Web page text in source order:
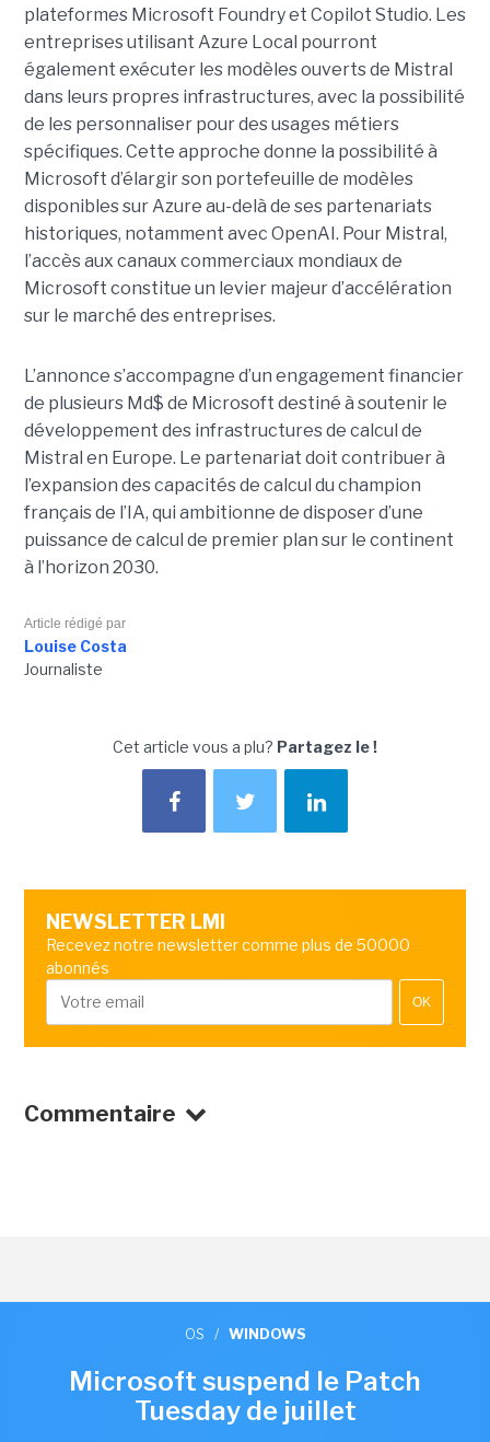
plateformes Microsoft Foundry et Copilot Studio. Les
entreprises utilisant Azure Local pourront
également exécuter les modèles ouverts de Mistral
dans leurs propres infrastructures, avec la possibilité
de les personnaliser pour des usages métiers
spécifiques. Cette approche donne la possibilité à
Microsoft d’élargir son portefeuille de modèles
disponibles sur Azure au-delà de ses partenariats
historiques, notamment avec OpenAI. Pour Mistral,
l’accès aux canaux commerciaux mondiaux de
Microsoft constitue un levier majeur d’accélération
sur le marché des entreprises.
L’annonce s’accompagne d’un engagement financier
de plusieurs Md$ de Microsoft destiné à soutenir le
développement des infrastructures de calcul de
Mistral en Europe. Le partenariat doit contribuer à
l’expansion des capacités de calcul du champion
français de l’IA, qui ambitionne de disposer d’une
puissance de calcul de premier plan sur le continent
à l’horizon 2030.
Article rédigé par
Louise Costa
Journaliste
Cet article vous a plu? Partagez le !
NEWSLETTER LMI
Recevez notre newsletter comme plus de 50000
abonnés
OK
Commentaire
OS / WINDOWS
Microsoft suspend le Patch
Tuesday de juillet